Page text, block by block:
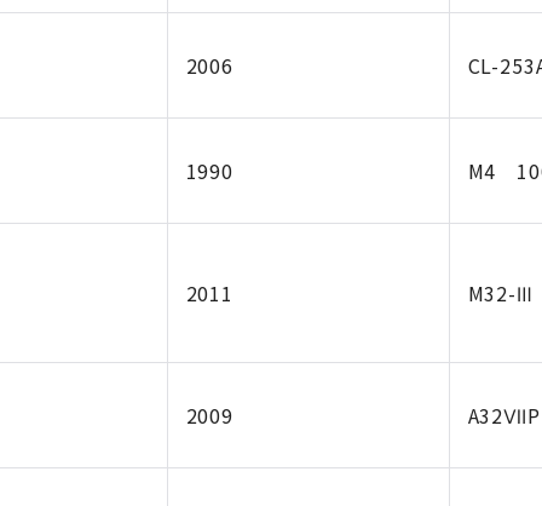
2006 CL-
1990 M4
2011 M32-Ⅲ
2009